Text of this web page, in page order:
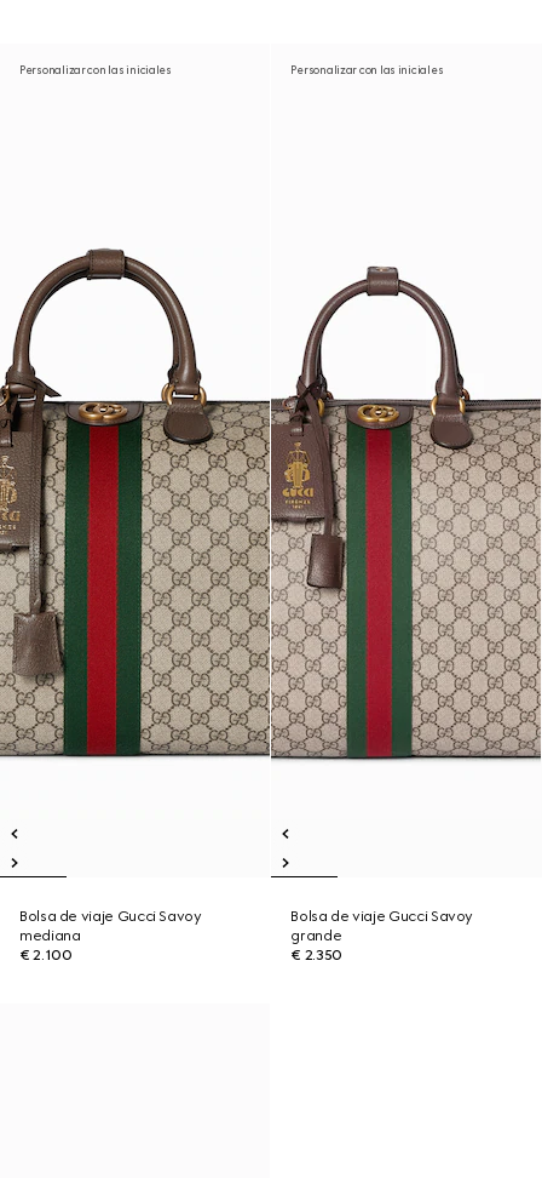
Personalizar con las iniciales
Bolsa de viaje Gucci Savoy
mediana
€ 2.100
Personalizar con las iniciales
Bolsa de viaje Gucci Savoy
grande
€ 2.350